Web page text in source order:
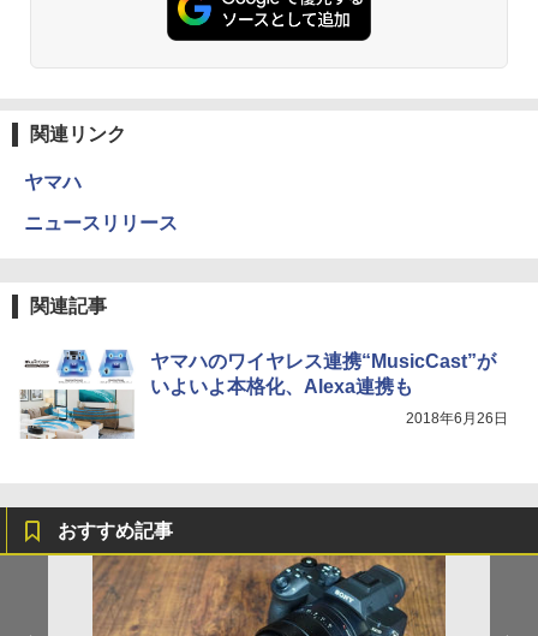
関連リンク
ヤマハ
ニュースリリース
関連記事
ヤマハのワイヤレス連携“MusicCast”が
いよいよ本格化、Alexa連携も
2018年6月26日
おすすめ記事